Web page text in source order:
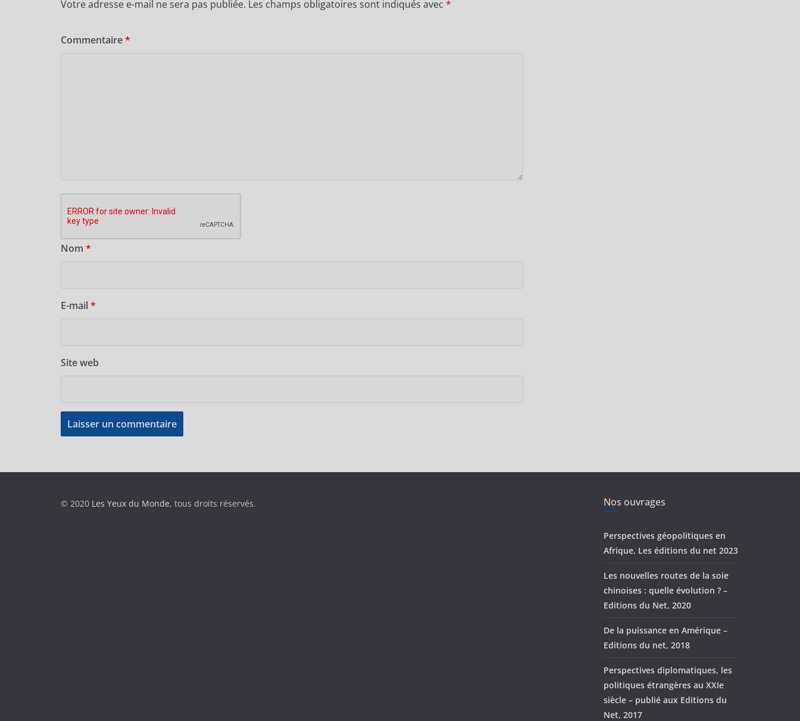
Votre adresse e-mail ne sera pas publiée. Les champs obligatoires sont indiqués avec *
Commentaire*
Nom *
E-mail *
Site web
© 2020 Les Yeux du Monde, tous droits réservés. Nos ouvrages
Perspectives géopolitiques en
Afrique, Les éditions du net 2023
Les nouvelles routes de la soie
chinoises : quelle évolution ? –
Editions du Net, 2020
De la puissance en Amérique –
Editions du net, 2018
Perspectives diplomatiques, les
politiques étrangères au XXIe
siècle – publié aux Editions du
Net, 2017